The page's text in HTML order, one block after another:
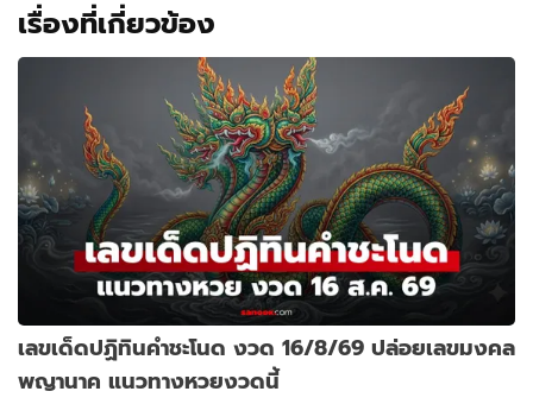
เรื่องที่เกี่ยวข้อง
เลขเด็ดปฏิทินคำชะโนด งวด 16/8/69 ปล่อยเลขมงคล
พญานาค แนวทางหวยงวดนี้